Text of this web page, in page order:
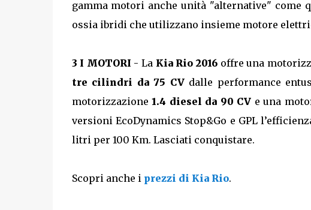
gamma motori anche unità "alternative" come
ossia ibridi che utilizzano insieme motore
3 I MOTORI - La Kia Rio 2016offre una
tre cilindri da 75 CVdalle performance
motorizzazione1.4 diesel da 90 CV e una
versioni EcoDynamics Stop&Go e GPL
litri per 100 Km. Lasciati conquistare.
Scopri anche i prezzi di Kia Rio.